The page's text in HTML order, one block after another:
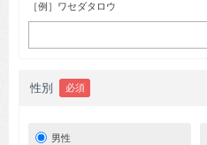
［例］ワセダタロウ
性別 必須
男性